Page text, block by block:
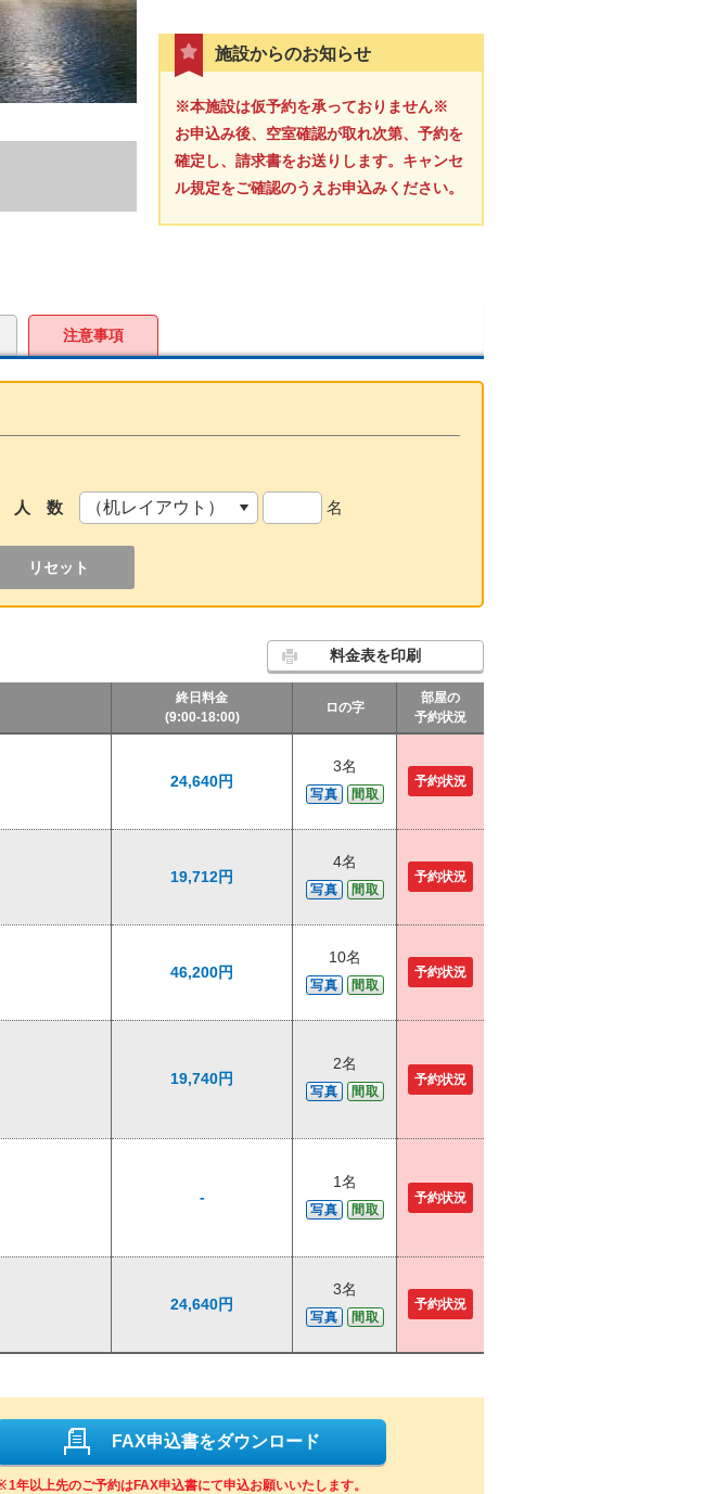
施設からのお知らせ
※本施設は仮予約を承っておりません※
お申込み後、空室確認が取れ次第、予約を
確定し、請求書をお送りします。キャンセ
ル規定をご確認のうえお申込みください。
注意事項
人 数 名
リセット
料金表を印刷
終日料金
(9:00-18:00)
ロの字
部屋の
予約状況
24,640円
3名
写真 間取
予約状況
19,712円
4名
写真 間取
予約状況
46,200円
10名
写真 間取
予約状況
19,740円
2名
写真 間取
予約状況
-
1名
写真 間取
予約状況
24,640円
3名
写真 間取
予約状況
FAX申込書をダウンロード
1年以上先のご予約はFAX申込書にて申込お願いいたします。